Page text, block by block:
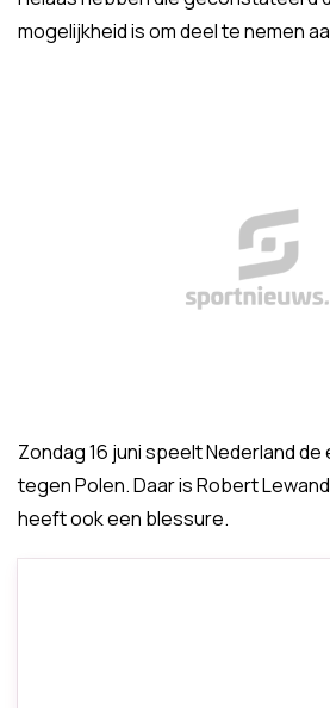
mogelijkheid is om deel te nemen
Zondag 16 juni speelt Nederland
tegen Polen. Daar is Robert
heeft ook een blessure.